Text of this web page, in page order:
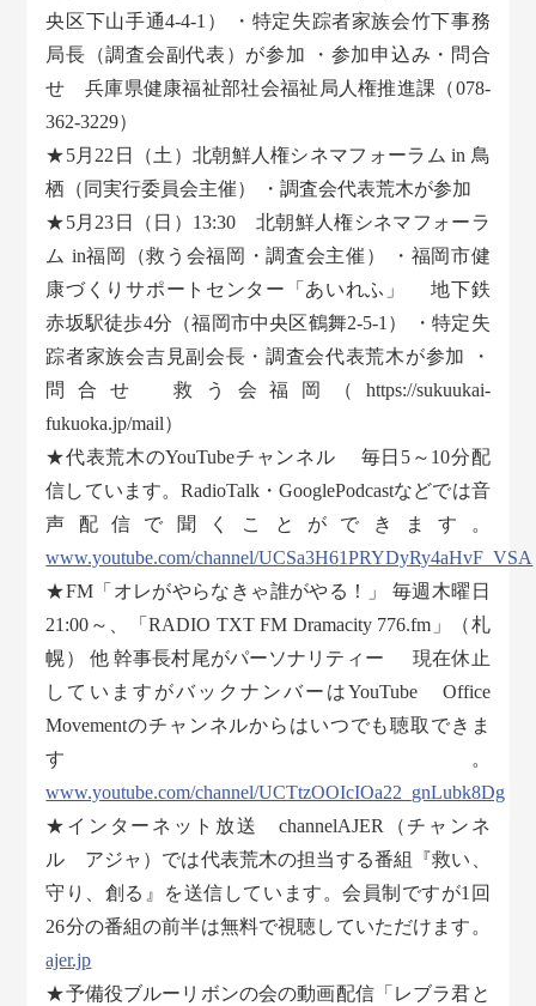
央区下山手通4-4-1） ・特定失踪者家族会竹下事務
局長（調査会副代表）が参加 ・参加申込み・問合
せ 兵庫県健康福祉部社会福祉局人権推進課（078-
362-3229）
★5月22日（土）北朝鮮人権シネマフォーラム in 鳥
栖（同実行委員会主催） ・調査会代表荒木が参加
★5月23日（日）13:30 北朝鮮人権シネマフォーラ
ム in福岡（救う会福岡・調査会主催） ・福岡市健
康づくりサポートセンター「あいれふ」 地下鉄
赤坂駅徒歩4分（福岡市中央区鶴舞2-5-1） ・特定失
踪者家族会吉見副会長・調査会代表荒木が参加 ・
問合せ 救う会福岡（https://sukuukai-
fukuoka.jp/mail）
★代表荒木のYouTubeチャンネル 毎日5～10分配
信しています。RadioTalk・GooglePodcastなどでは音
声配信で聞くことができます。
www.youtube.com/channel/UCSa3H61PRYDyRy4aHvF_VSA
★FM「オレがやらなきゃ誰がやる！」 毎週木曜日
21:00～、「RADIO TXT FM Dramacity 776.fm」（札
幌） 他 幹事長村尾がパーソナリティー 現在休止
していますがバックナンバーはYouTube Office
Movementのチャンネルからはいつでも聴取できま
す。
www.youtube.com/channel/UCTtzOOIcIOa22_gnLubk8Dg
★インターネット放送 channelAJER（チャンネ
ル アジャ）では代表荒木の担当する番組『救い、
守り、創る』を送信しています。会員制ですが1回
26分の番組の前半は無料で視聴していただけます。
ajer.jp
★予備役ブルーリボンの会の動画配信「レブラ君と